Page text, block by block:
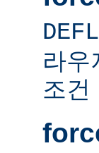
라우
조건